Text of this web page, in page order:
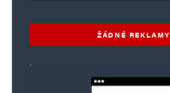
ŽÁDNÉ REKLAMY